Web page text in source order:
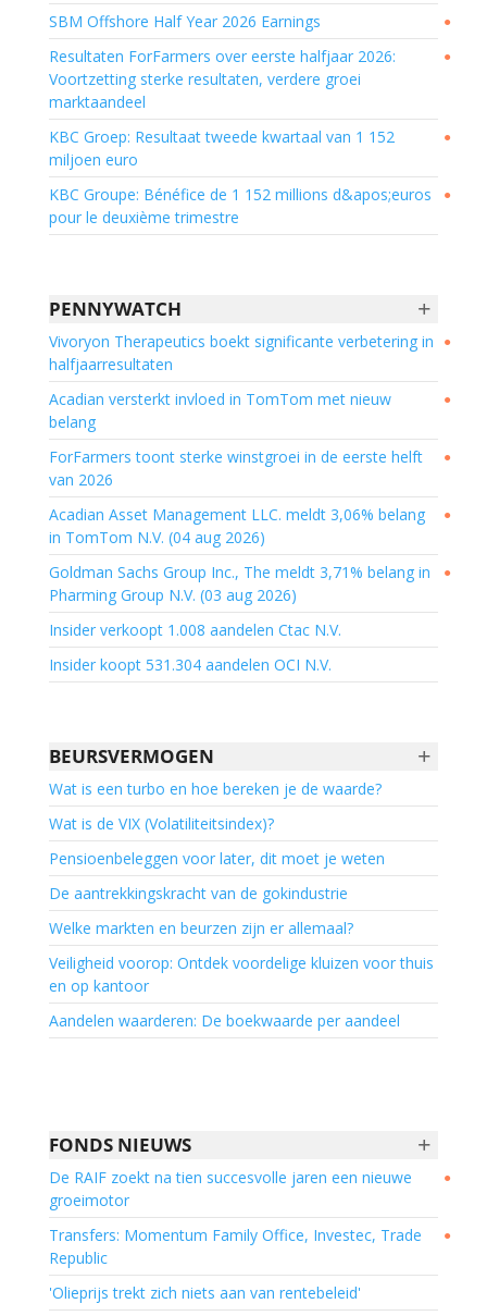
●
SBM Offshore Half Year 2026 Earnings
●
Resultaten ForFarmers over eerste halfjaar 2026:
Voortzetting sterke resultaten, verdere groei
marktaandeel
●
KBC Groep: Resultaat tweede kwartaal van 1 152
miljoen euro
●
KBC Groupe: Bénéfice de 1 152 millions d&apos;euros
pour le deuxième trimestre
+
PENNYWATCH
●
Vivoryon Therapeutics boekt significante verbetering in
halfjaarresultaten
●
Acadian versterkt invloed in TomTom met nieuw
belang
●
ForFarmers toont sterke winstgroei in de eerste helft
van 2026
●
Acadian Asset Management LLC. meldt 3,06% belang
in TomTom N.V. (04 aug 2026)
●
Goldman Sachs Group Inc., The meldt 3,71% belang in
Pharming Group N.V. (03 aug 2026)
Insider verkoopt 1.008 aandelen Ctac N.V.
Insider koopt 531.304 aandelen OCI N.V.
+
BEURSVERMOGEN
Wat is een turbo en hoe bereken je de waarde?
Wat is de VIX (Volatiliteitsindex)?
Pensioenbeleggen voor later, dit moet je weten
De aantrekkingskracht van de gokindustrie
Welke markten en beurzen zijn er allemaal?
Veiligheid voorop: Ontdek voordelige kluizen voor thuis
en op kantoor
Aandelen waarderen: De boekwaarde per aandeel
+
FONDS NIEUWS
●
De RAIF zoekt na tien succesvolle jaren een nieuwe
groeimotor
●
Transfers: Momentum Family Office, Investec, Trade
Republic
'Olieprijs trekt zich niets aan van rentebeleid'